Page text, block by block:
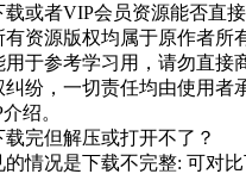
载或者VIP会员资源能否直
有资源版权均属于原作者所
用于参考学习用，请勿直接
纠纷，一切责任均由使用者
绍。
载完但解压或打开不了？
的情况是下载不完整: 可对